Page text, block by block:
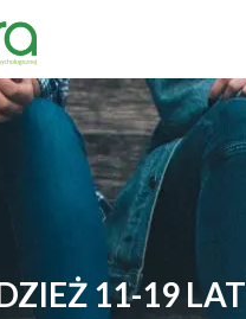
11-19 LAT